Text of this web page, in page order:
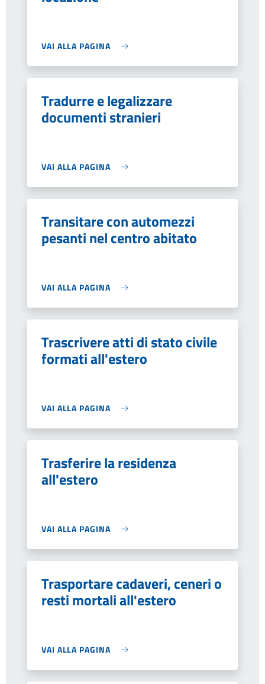
VAI ALLA PAGINA
Tradurre e legalizzare
documenti stranieri
VAI ALLA PAGINA
Transitare con automezzi
pesanti nel centro abitato
VAI ALLA PAGINA
Trascrivere atti di stato civile
formati all'estero
VAI ALLA PAGINA
Trasferire la residenza
all'estero
VAI ALLA PAGINA
Trasportare cadaveri, ceneri o
resti mortali all'estero
VAI ALLA PAGINA